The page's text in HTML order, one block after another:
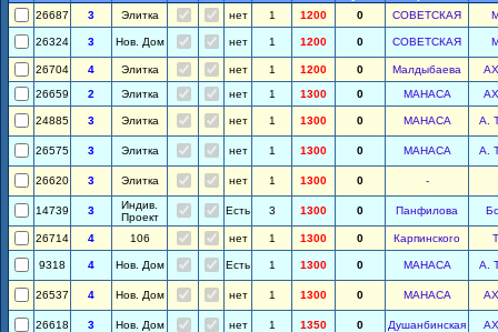
26687
3 Элитка нет 1 1200 0 СОВЕТСКАЯ
26324 3 Нов. Дом нет 1 1200 0 СОВЕТСКАЯ
26704 4 Элитка нет 1 1200 0 Малдыбаева
26659
2 Элитка нет 1 1300 0 МАНАСА
24885 3 Элитка нет 1 1300 0 МАНАСА А.
26575 3 Элитка нет 1 1300 0 МАНАСА А.
26620 3 Элитка нет 1 1300 0 -
14739 3
Индив.
Проект
Есть 3 1300 0 Панфилова
26714 4 106 нет 1 1300 0 Карпинского
9318 4 Нов. Дом Есть 1 1300 0 МАНАСА А.
26537 4 Нов. Дом нет 1 1300 0 МАНАСА
26618 3 Нов. Дом нет 1 1350 0 Душанбинская